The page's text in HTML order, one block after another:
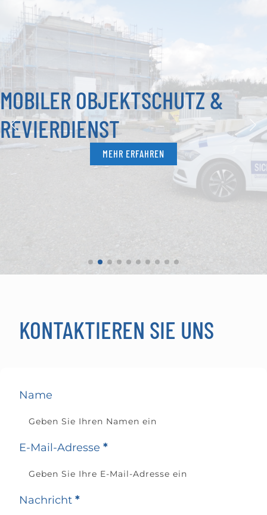
MOBILER OBJEKTSCHUTZ &
REVIERDIENST
MEHR ERFAHREN
KONTAKTIEREN SIE UNS
Name
E-Mail-Adresse *
Nachricht *